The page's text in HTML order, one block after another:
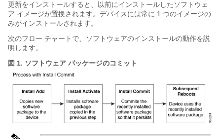
更新をインストールすると、以前にインストールしたソフトウェ
ア イメージが置換されます。デバイスには常に 1 つのイメージの
みがインストールされます。
次のフロー チャートで、ソフトウェアのインストールの動作を説
明します。
図 1. ソフトウェア パッケージのコミット